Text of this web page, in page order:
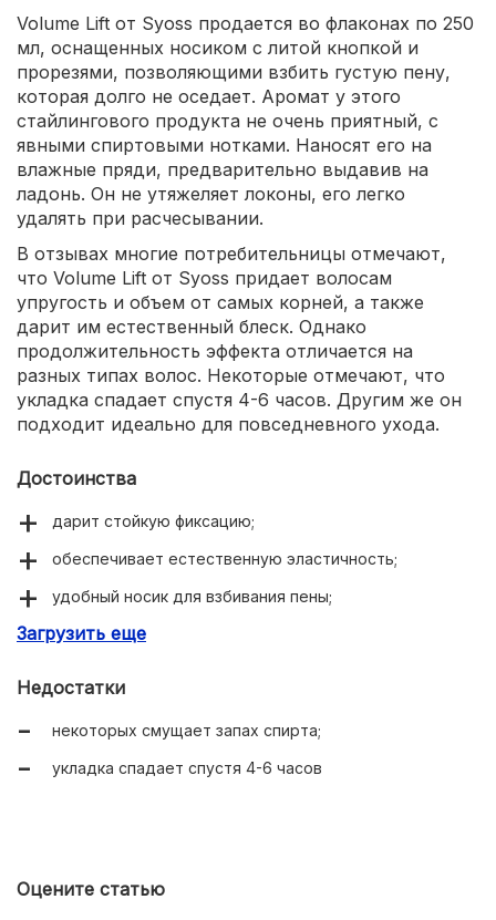
Volume Lift от Syoss продается во флаконах по 250
мл, оснащенных носиком с литой кнопкой и
прорезями, позволяющими взбить густую пену,
которая долго не оседает. Аромат у этого
стайлингового продукта не очень приятный, с
явными спиртовыми нотками. Наносят его на
влажные пряди, предварительно выдавив на
ладонь. Он не утяжеляет локоны, его легко
удалять при расчесывании.
В отзывах многие потребительницы отмечают,
что Volume Lift от Syoss придает волосам
упругость и объем от самых корней, а также
дарит им естественный блеск. Однако
продолжительность эффекта отличается на
разных типах волос. Некоторые отмечают, что
укладка спадает спустя 4-6 часов. Другим же он
подходит идеально для повседневного ухода.
Достоинства
дарит стойкую фиксацию;
обеспечивает естественную эластичность;
удобный носик для взбивания пены;
не утяжеляет пряди;
Загрузить еще
Недостатки
некоторых смущает запах спирта;
укладка спадает спустя 4-6 часов
Оцените статью